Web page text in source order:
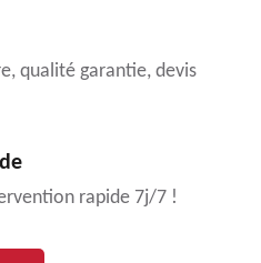
qualité garantie, devis
rapide 7j/7 !